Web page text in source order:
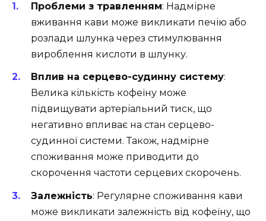
Проблеми з травленням: Надмірне
вживання кави може викликати печію або
розлади шлунка через стимулювання
вироблення кислоти в шлунку.
Вплив на серцево-судинну систему:
Велика кількість кофеїну може
підвищувати артеріальний тиск, що
негативно впливає на стан серцево-
судинної системи. Також, надмірне
споживання може приводити до
скорочення частоти серцевих скорочень.
Залежність: Регулярне споживання кави
може викликати залежність від кофеїну, що